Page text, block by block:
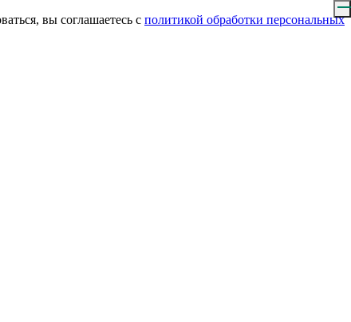
вы соглашаетесь с политикой обработки персональных